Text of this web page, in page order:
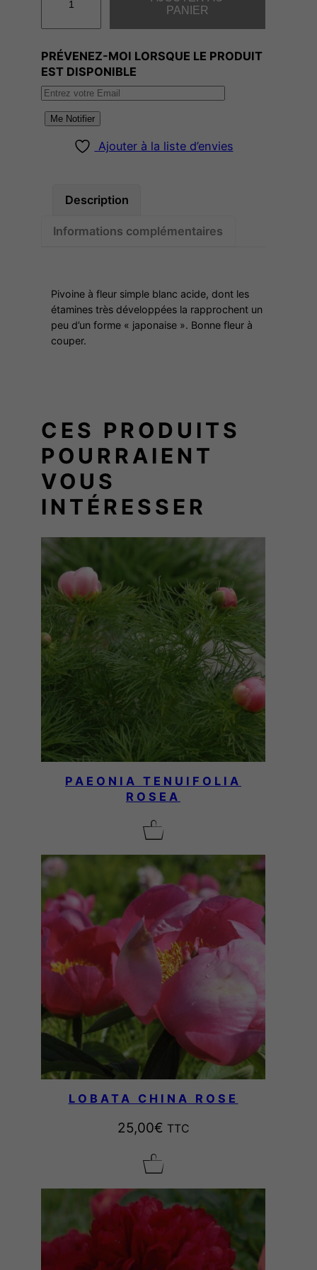
t
i
t
é
PANIER
PRÉVENEZ-MOI LORSQUE LE PRODUIT
EST DISPONIBLE
Me Notifier
Ajouter à la liste d’envies
Description
Informations complémentaires
Pivoine à fleur simple blanc acide, dont les
étamines très développées la rapprochent un
peu d’un forme « japonaise ». Bonne fleur à
couper.
CES PRODUITS
POURRAIENT
VOUS
INTÉRESSER
PAEONIA TENUIFOLIA
ROSEA
LOBATA CHINA ROSE
25,00€ TTC